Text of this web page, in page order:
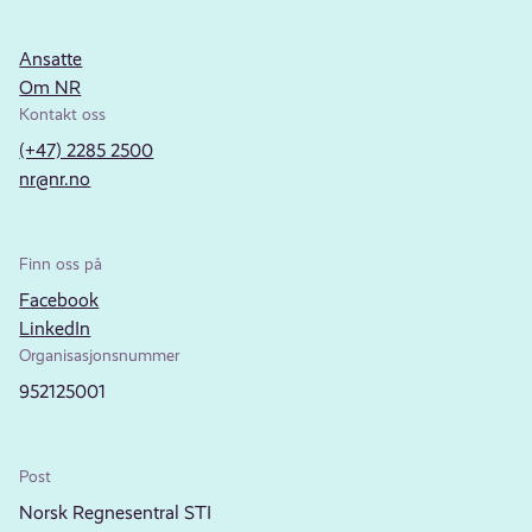
Ansatte
Om NR
Kontakt oss
(+47) 2285 2500
nr@nr.no
Finn oss på
Facebook
LinkedIn
Organisasjonsnummer
952125001
Post
Norsk Regnesentral STI